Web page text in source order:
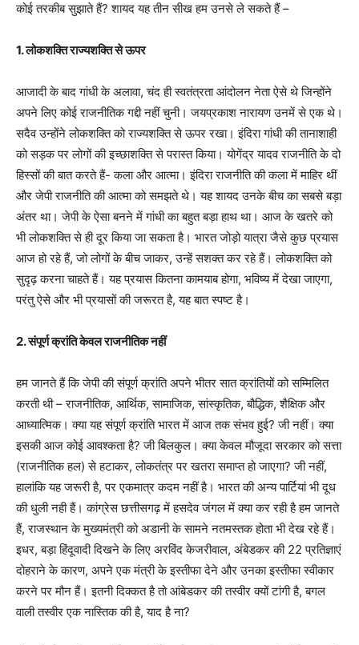
कोई तरकीब सुझाते हैं? शायद यह तीन सीख हम उनसे ले सकते हैं –
1. लोकशक्ति राज्यशक्ति से ऊपर
आजादी के बाद गांधी के अलावा, चंद ही स्वतंत्रता आंदोलन नेता ऐसे थे जिन्होंने
अपने लिए कोई राजनीतिक गद्दी नहीं चुनी। जयप्रकाश नारायण उनमें से एक थे।
सदैव उन्होंने लोकशक्ति को राज्यशक्ति से ऊपर रखा। इंदिरा गांधी की तानाशाही
को सड़क पर लोगों की इच्छाशक्ति से परास्त किया। योगेंद्र यादव राजनीति के दो
हिस्सों की बात करते हैं- कला और आत्मा। इंदिरा राजनीति की कला में माहिर थीं
और जेपी राजनीति की आत्मा को समझते थे। यह शायद उनके बीच का सबसे बड़ा
अंतर था। जेपी के ऐसा बनने में गांधी का बहुत बड़ा हाथ था। आज के खतरे को
भी लोकशक्ति से ही दूर किया जा सकता है। भारत जोड़ो यात्रा जैसे कुछ प्रयास
आज हो रहे हैं, जो लोगों के बीच जाकर, उन्हें सशक्त कर रहे हैं। लोकशक्ति को
सुदृढ़ करना चाहते हैं। यह प्रयास कितना कामयाब होगा, भविष्य में देखा जाएगा,
परंतु ऐसे और भी प्रयासों की जरूरत है, यह बात स्पष्ट है।
2. संपूर्ण क्रांति केवल राजनीतिक नहीं
हम जानते हैं कि जेपी की संपूर्ण क्रांति अपने भीतर सात क्रांतियों को सम्मिलित
करती थी – राजनीतिक, आर्थिक, सामाजिक, सांस्कृतिक, बौद्धिक, शैक्षिक और
आध्यात्मिक। क्या यह संपूर्ण क्रांति भारत में आज तक संभव हुई? जी नहीं। क्या
इसकी आज कोई आवश्कता है? जी बिलकुल। क्या केवल मौजूदा सरकार को सत्ता
(राजनीतिक हल) से हटाकर, लोकतंत्र पर खतरा समाप्त हो जाएगा? जी नहीं,
हालांकि यह जरूरी है, पर एकमात्र कदम नहीं है। भारत की अन्य पार्टियां भी दूध
की धुली नही हैं। कांग्रेस छत्तीसगढ़ में हसदेव जंगल में क्या कर रही है हम जानते
हैं, राजस्थान के मुख्यमंत्री को अडानी के सामने नतमस्तक होता भी देख रहे हैं।
इधर, बड़ा हिंदूवादी दिखने के लिए अरविंद केजरीवाल, अंबेडकर की 22 प्रतिज्ञाएं
दोहराने के कारण, अपने एक मंत्री के इस्तीफा देने और उनका इस्तीफा स्वीकार
करने पर मौन हैं। इतनी दिक्कत है तो आंबेडकर की तस्वीर क्यों टांगी है, बगल
वाली तस्वीर एक नास्तिक की है, याद है ना?